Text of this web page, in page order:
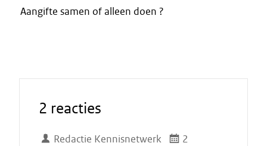
Aangifte samen of alleen doen ?
2 reacties
Redactie Kennisnetwerk
2